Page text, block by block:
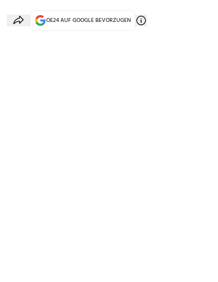
OE24 AUF GOOGLE BEVORZUGEN